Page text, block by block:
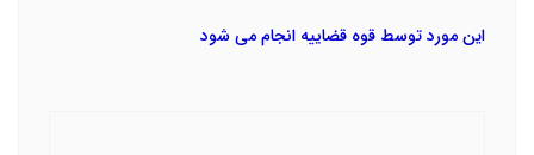
این مورد توسط قوه قضاییه انجام می شود